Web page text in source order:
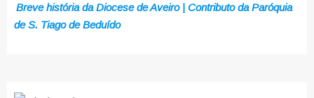
Breve história da Diocese de Aveiro | Contributo da Paróquia
de S. Tiago de Beduído